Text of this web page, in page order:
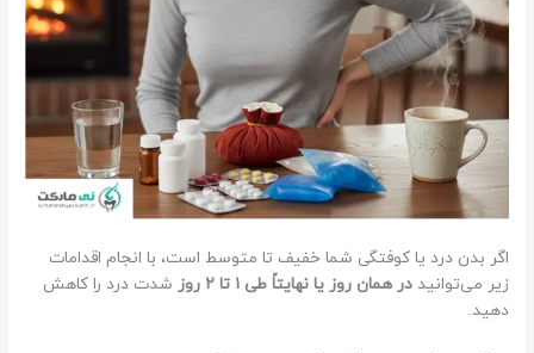
اگر بدن درد یا کوفتگی شما خفیف تا متوسط است، با انجام اقدامات
زیر می‌توانیددر همان روز یا نهایتاً طی ۱ تا ۲ روز
شدت درد را کاهش
دهید.